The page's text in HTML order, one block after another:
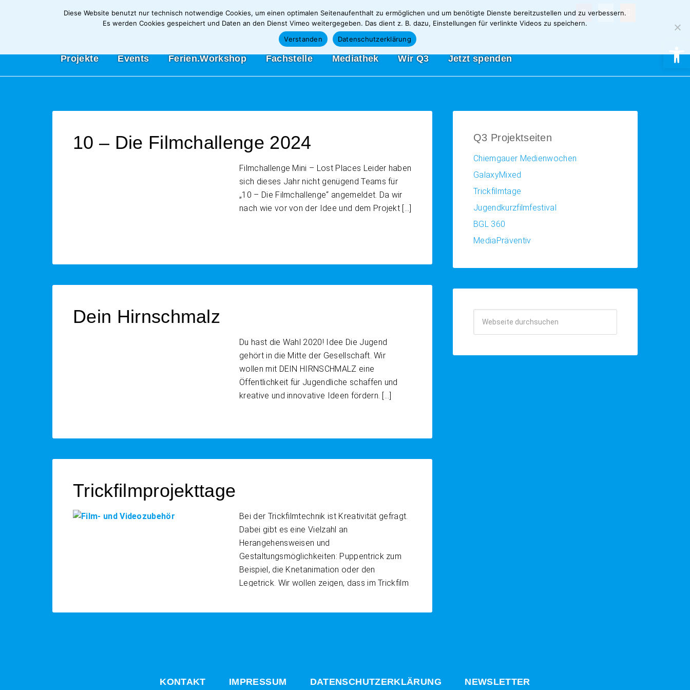
Projekte Events Ferien.Workshop Fachstelle Mediathek Wir Q3 Jetzt spenden
10 – Die Filmchallenge 2024
Filmchallenge Mini – Lost Places Leider haben
sich dieses Jahr nicht genügend Teams für
„10 – Die Filmchallenge“ angemeldet. Da wir
nach wie vor von der Idee und dem Projekt […]
Dein Hirnschmalz
Du hast die Wahl 2020! Idee Die Jugend
gehört in die Mitte der Gesellschaft. Wir
wollen mit DEIN HIRNSCHMALZ eine
Öffentlichkeit für Jugendliche schaffen und
kreative und innovative Ideen fördern. […]
Trickfilmprojekttage
Bei der Trickfilmtechnik ist Kreativität gefragt.
Dabei gibt es eine Vielzahl an
Herangehensweisen und
Gestaltungsmöglichkeiten: Puppentrick zum
Beispiel, die Knetanimation oder den
Legetrick. Wir wollen zeigen, dass im Trickfilm
Q3 Projektseiten
Chiemgauer Medienwochen
GalaxyMixed
Trickfilmtage
Jugendkurzfilmfestival
BGL 360
MediaPräventiv
KONTAKT IMPRESSUM DATENSCHUTZERKLÄRUNG NEWSLETTER
Diese Website benutzt nur technisch notwendige Cookies, um einen optimalen Seitenaufenthalt zu ermöglichen und um benötigte Dienste bereitzustellen und zu verbessern.
Es werden Cookies gespeichert und Daten an den Dienst Vimeo weitergegeben. Das dient z. B. dazu, Einstellungen für verlinkte Videos zu speichern.
Verstanden
Datenschutzerklärung